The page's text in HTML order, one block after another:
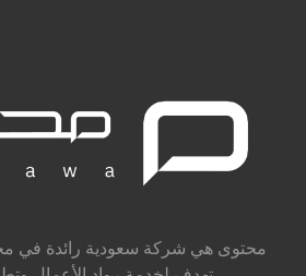
محتوى هي شركة سعودية رائدة في